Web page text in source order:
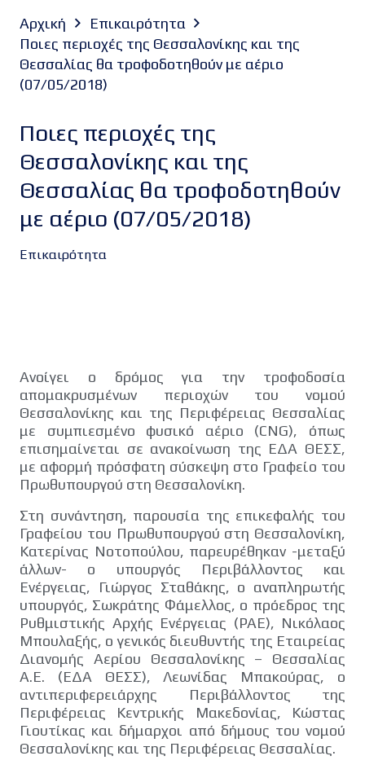
Αρχική
Επικαιρότητα
Ποιες περιοχές της Θεσσαλονίκης και της
Θεσσαλίας θα τροφοδοτηθούν με αέριο
(07/05/2018)
Ποιες περιοχές της
Θεσσαλονίκης και της
Θεσσαλίας θα τροφοδοτηθούν
με αέριο (07/05/2018)
Επικαιρότητα
Ανοίγει ο δρόμος για την τροφοδοσία
απομακρυσμένων περιοχών του νομού
Θεσσαλονίκης και της Περιφέρειας Θεσσαλίας
με συμπιεσμένο φυσικό αέριο (CNG), όπως
επισημαίνεται σε ανακοίνωση της ΕΔΑ ΘΕΣΣ,
με αφορμή πρόσφατη σύσκεψη στο Γραφείο του
Πρωθυπουργού στη Θεσσαλονίκη.
Στη συνάντηση, παρουσία της επικεφαλής του
Γραφείου του Πρωθυπουργού στη Θεσσαλονίκη,
Κατερίνας Νοτοπούλου, παρευρέθηκαν -μεταξύ
άλλων- ο υπουργός Περιβάλλοντος και
Ενέργειας, Γιώργος Σταθάκης, ο αναπληρωτής
υπουργός, Σωκράτης Φάμελλος, ο πρόεδρος της
Ρυθμιστικής Αρχής Ενέργειας (ΡΑΕ), Νικόλαος
Μπουλαξής, o γενικός διευθυντής της Εταιρείας
Διανομής Αερίου Θεσσαλονίκης – Θεσσαλίας
Α.Ε. (ΕΔΑ ΘΕΣΣ), Λεωνίδας Μπακούρας, ο
αντιπεριφερειάρχης Περιβάλλοντος της
Περιφέρειας Κεντρικής Μακεδονίας, Κώστας
Γιουτίκας και δήμαρχοι από δήμους του νομού
Θεσσαλονίκης και της Περιφέρειας Θεσσαλίας.